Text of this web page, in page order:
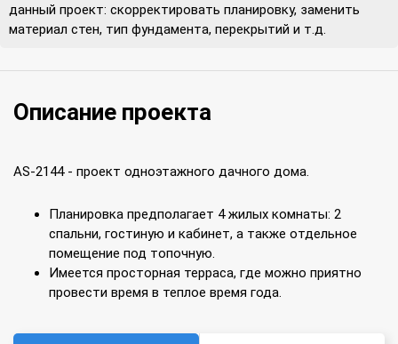
данный проект: скорректировать планировку, заменить
материал стен, тип фундамента, перекрытий и т.д.
Описание проекта
AS-2144 - проект одноэтажного дачного дома.
Планировка предполагает 4 жилых комнаты: 2
спальни, гостиную и кабинет, а также отдельное
помещение под топочную.
Имеется просторная терраса, где можно приятно
провести время в теплое время года.